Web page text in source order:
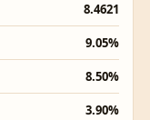
8.4621
9.05%
8.50%
3.90%